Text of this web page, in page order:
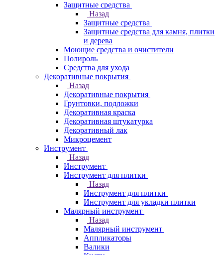
Защитные средства
Назад
Защитные средства
Защитные средства для камня, плитки
и дерева
Моющие средства и очистители
Полироль
Средства для ухода
Декоративные покрытия
Назад
Декоративные покрытия
Грунтовки, подложки
Декоративная краска
Декоративная штукатурка
Декоративный лак
Микроцемент
Инструмент
Назад
Инструмент
Инструмент для плитки
Назад
Инструмент для плитки
Инструмент для укладки плитки
Малярный инструмент
Назад
Малярный инструмент
Аппликаторы
Валики